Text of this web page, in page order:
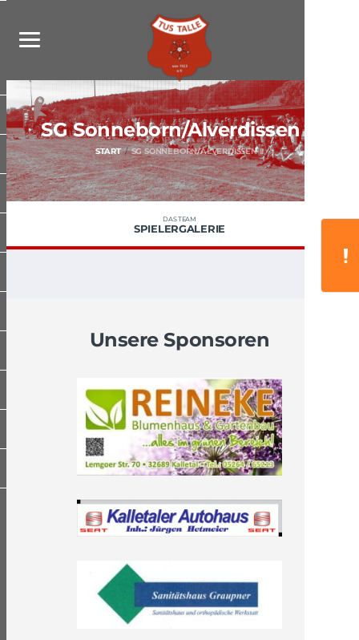
SG Sonneborn/​Alverdissen
START SG SONNEBORN/​ALVERDISSEN II
DAS TEAM
SPIELERGALERIE
Unsere Sponsoren